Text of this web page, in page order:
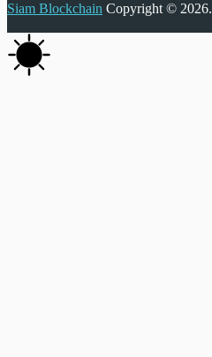
Siam Blockchain Copyright © 2026.